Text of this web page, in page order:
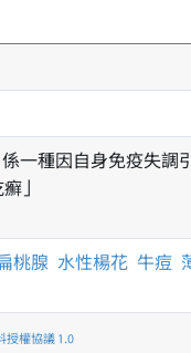
係一種因自身免疫失
」
桃腺 水性楊花 牛痘
授權協議 1.0